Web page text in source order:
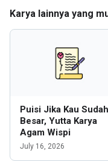
Karya lainnya yang
Puisi Jika Kau Sudah
Besar, Yutta Karya
Agam Wispi
July 16, 2026